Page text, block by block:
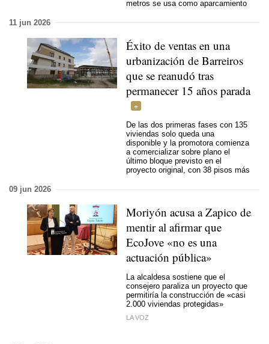
metros se usa como aparcamiento
11 jun 2026
Éxito de ventas en una
urbanización de Barreiros
que se reanudó tras
permanecer 15 años parada
De las dos primeras fases con 135
viviendas solo queda una
disponible y la promotora comienza
a comercializar sobre plano el
último bloque previsto en el
proyecto original, con 38 pisos más
09 jun 2026
Moriyón acusa a Zapico de
mentir al afirmar que
EcoJove «no es una
actuación pública»
La alcaldesa sostiene que el
consejero paraliza un proyecto que
permitiría la construcción de «casi
2.000 viviendas protegidas»
LA VOZ